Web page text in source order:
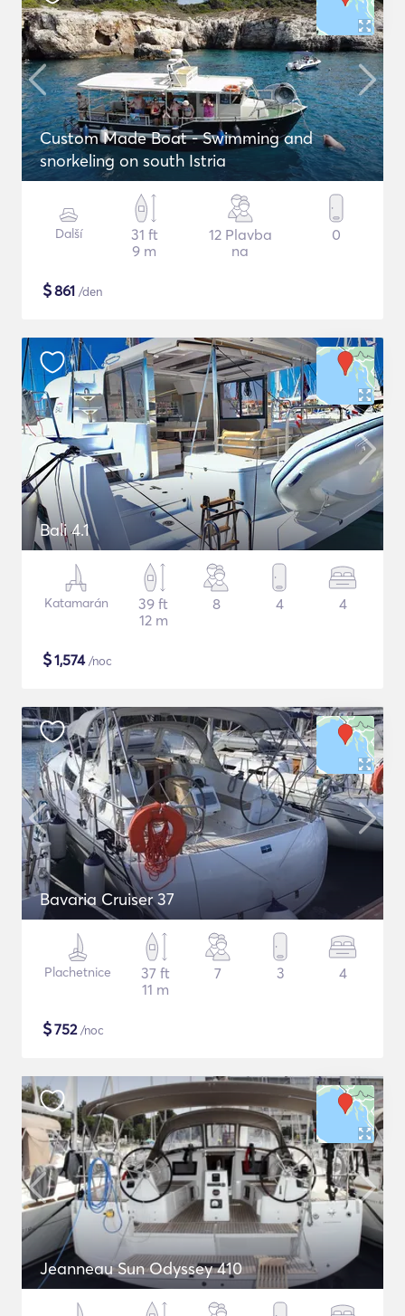
Custom Made Boat - Swimming and
snorkeling on south Istria
Další
31 ft
9 m
12 Plavba
na
0
$861 /den
Bali 4.1
Katamarán
39 ft
12 m
8 4 4
$1,574/noc
Bavaria Cruiser 37
Plachetnice
37 ft
11 m
7 3 4
$752/noc
Jeanneau Sun Odyssey 410